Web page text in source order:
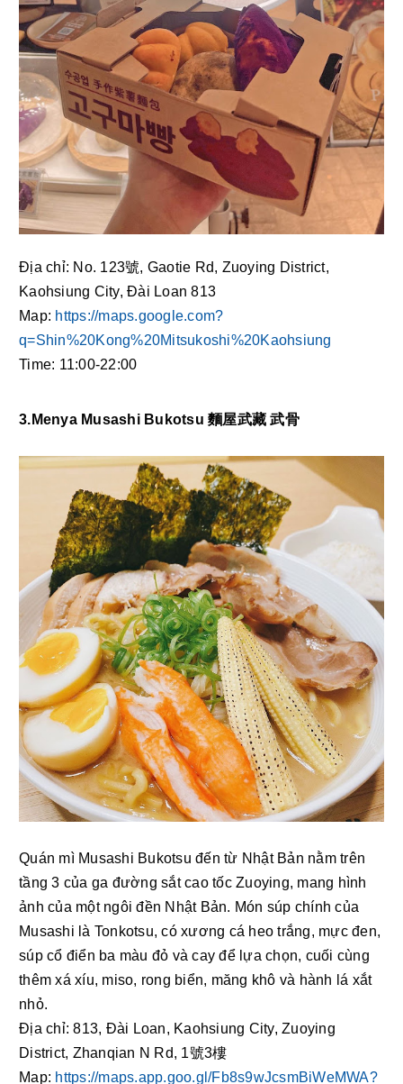
Địa chỉ: No. 123號, Gaotie Rd, Zuoying District,
Kaohsiung City, Đài Loan 813
Map: https://maps.google.com?
q=Shin%20Kong%20Mitsukoshi%20Kaohsiung
Time: 11:00-22:00
3.Menya Musashi Bukotsu 麵屋武藏 武骨
Quán mì Musashi Bukotsu đến từ Nhật Bản nằm trên
tầng 3 của ga đường sắt cao tốc Zuoying, mang hình
ảnh của một ngôi đền Nhật Bản. Món súp chính của
Musashi là Tonkotsu, có xương cá heo trắng, mực đen,
súp cổ điển ba màu đỏ và cay để lựa chọn, cuối cùng
thêm xá xíu, miso, rong biển, măng khô và hành lá xắt
nhỏ.
Địa chỉ: 813, Đài Loan, Kaohsiung City, Zuoying
District, Zhanqian N Rd, 1號3樓
Map: https://maps.app.goo.gl/Fb8s9wJcsmBiWeMWA?